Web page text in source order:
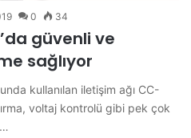
0 34
güvenli ve
sağlıyor
kullanılan iletişim ağı CC-
voltaj kontrolü gibi pek çok